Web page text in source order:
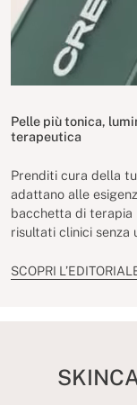
Pelle più tonica,
terapeutica
Prenditi cura della
adattano alle
bacchetta di terapia
risultati clinici senza
SCOPRI